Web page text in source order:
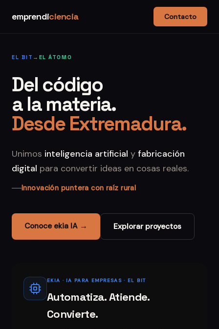
emprendiciencia Contacto
EL BIT → EL ÁTOMO
Del código
a la materia.
Desde Extremadura.
Unimos inteligencia artificial y fabricación
digital para convertir ideas en cosas reales.
Innovación puntera con raíz rural
Conoce ekia IA → Explorar proyectos
EKIA · IA PARA EMPRESAS · EL BIT
Automatiza. Atiende.
Convierte.